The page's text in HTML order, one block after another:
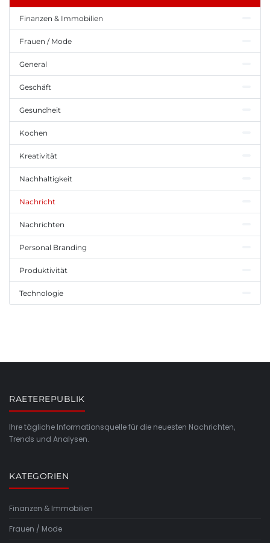
Finanzen & Immobilien
Frauen / Mode
General
Geschäft
Gesundheit
Kochen
Kreativität
Nachhaltigkeit
Nachricht
Nachrichten
Personal Branding
Produktivität
Technologie
RAETEREPUBLIK
Ihre tägliche Informationsquelle für die neuesten Nachrichten,
Trends und Analysen.
KATEGORIEN
Finanzen & Immobilien
Frauen / Mode